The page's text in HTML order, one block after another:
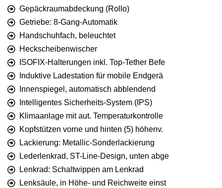
Gepäckraumabdeckung (Rollo)
Getriebe: 8-Gang-Automatik
Handschuhfach, beleuchtet
Heckscheibenwischer
ISOFIX-Halterungen inkl. Top-Tether Befe
Induktive Ladestation für mobile Endgerä
Innenspiegel, automatisch abblendend
Intelligentes Sicherheits-System (IPS)
Klimaanlage mit aut. Temperaturkontrolle
Kopfstützen vorne und hinten (5) höhenv.
Lackierung: Metallic-Sonderlackierung
Lederlenkrad, ST-Line-Design, unten abge
Lenkrad: Schaltwippen am Lenkrad
Lenksäule, in Höhe- und Reichweite einst